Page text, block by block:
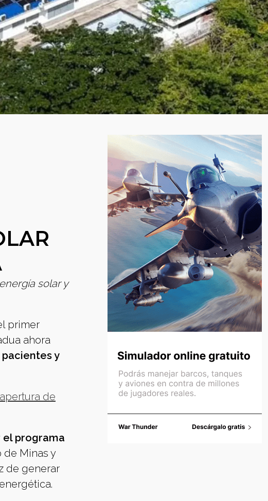
solar y
primer
ahora
y
de
el programa
de Minas y
de generar